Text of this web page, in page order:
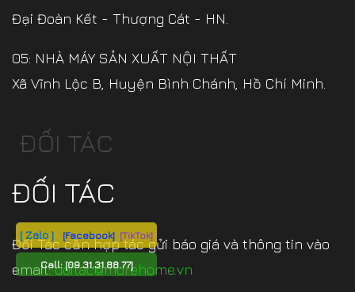
[ Zalo ] [Facebook] [TikTok]
Call: [09.31.31.88.77]
Đại Đoàn Kết - Thượng Cát - HN.
05: NHÀ MÁY SẢN XUẤT NỘI THẤT
Xã Vĩnh Lộc B, Huyện Bình Chánh, Hồ Chí Minh.
ĐỐI TÁC
ĐỐI TÁC
Đối Tác cần hợp tác gửi báo giá và thông tin vào
email:doitac@morehome.vn